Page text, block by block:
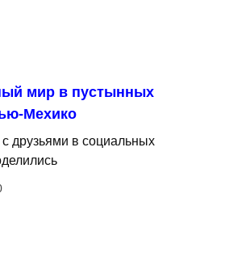
мир в пустынных
Мехико
друзьями в социальных